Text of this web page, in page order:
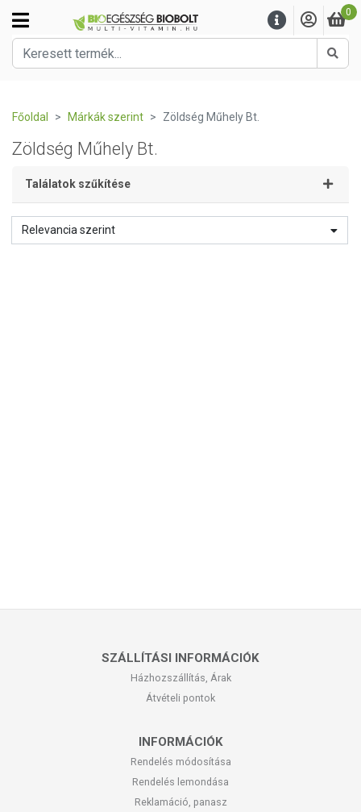
0
Főoldal Márkák szerint Zöldség Műhely Bt.
Zöldség Műhely Bt.
Találatok szűkítése
Relevancia szerint
SZÁLLÍTÁSI INFORMÁCIÓK
Házhozszállítás, Árak
Átvételi pontok
INFORMÁCIÓK
Rendelés módosítása
Rendelés lemondása
Reklamáció, panasz